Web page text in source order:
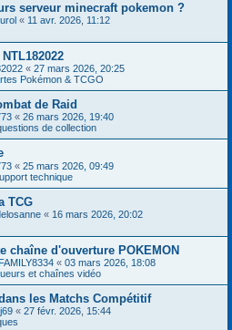
serveur minecraft pokemon ?
« 11 avr. 2026, 11:12
« 27 mars 2026, 20:25
Pokémon & TCGO
de Raid
« 26 mars 2026, 19:40
de collection
« 25 mars 2026, 09:49
technique
TCG
« 16 mars 2026, 20:02
chaîne d'ouverture POKEMON
« 03 mars 2026, 18:08
et chaînes vidéo
les Matchs Compétitif
« 27 févr. 2026, 15:44